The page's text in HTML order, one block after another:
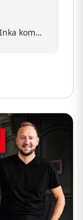
Sketch vor 9 – Normen und Inka kommen an einer Bushaltestelle vorbei